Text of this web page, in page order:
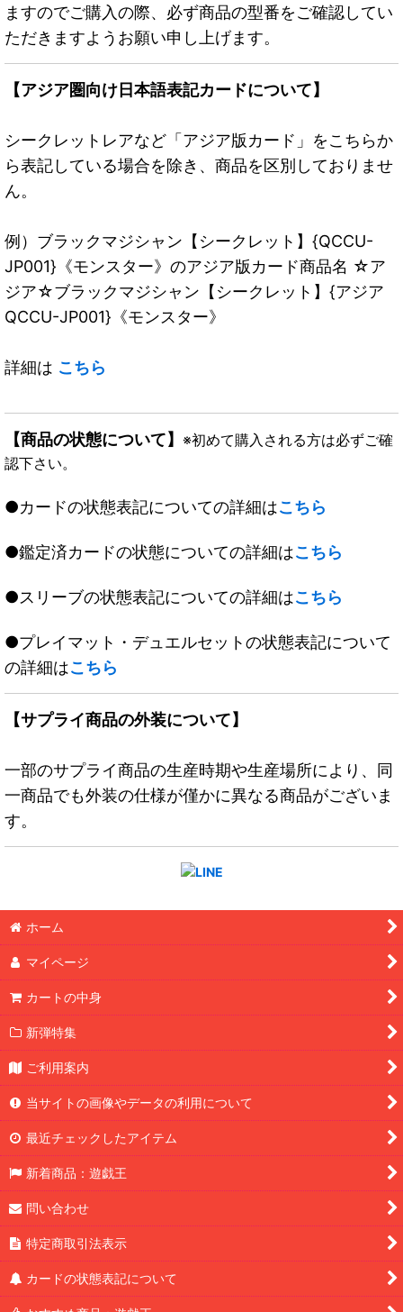
ますのでご購入の際、必ず商品の型番をご確認してい
ただきますようお願い申し上げます。
【アジア圏向け日本語表記カードについて】
シークレットレアなど「アジア版カード」をこちらか
ら表記している場合を除き、商品を区別しておりませ
ん。
例）ブラックマジシャン【シークレット】{QCCU-
JP001}《モンスター》のアジア版カード商品名 ☆ア
ジア☆ブラックマジシャン【シークレット】{アジア
QCCU-JP001}《モンスター》
詳細は こちら
【商品の状態について】 ※初めて購入される方は必ずご確
認下さい。
●カードの状態表記についての詳細はこちら
●鑑定済カードの状態についての詳細はこちら
●スリーブの状態表記についての詳細はこちら
●プレイマット・デュエルセットの状態表記について
の詳細はこちら
【サプライ商品の外装について】
一部のサプライ商品の生産時期や生産場所により、同
一商品でも外装の仕様が僅かに異なる商品がございま
す。
ホーム
マイページ
カートの中身
新弾特集
ご利用案内
当サイトの画像やデータの利用について
最近チェックしたアイテム
新着商品：遊戯王
問い合わせ
特定商取引法表示
カードの状態表記について